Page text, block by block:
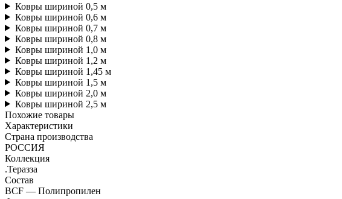
Ковры шириной 0,5 м
Ковры шириной 0,6 м
Ковры шириной 0,7 м
Ковры шириной 0,8 м
Ковры шириной 1,0 м
Ковры шириной 1,2 м
Ковры шириной 1,45 м
Ковры шириной 1,5 м
Ковры шириной 2,0 м
Ковры шириной 2,5 м
Похожие товары
Характеристики
Страна производства
РОССИЯ
Коллекция
.Теразза
Состав
BCF — Полипропилен